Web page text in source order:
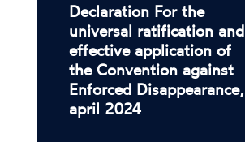
Declaration For the
universal ratification and
effective application of
the Convention against
Enforced Disappearance,
april 2024